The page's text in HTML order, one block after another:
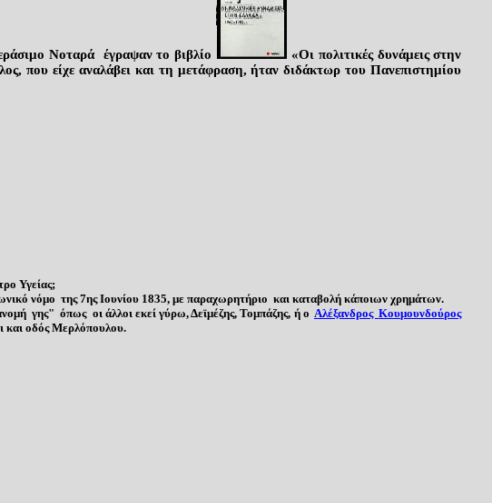
Νοταρά έγραψαν το βιβλίο
«Οι πολιτικές δυνάμεις στην
είχε αναλάβει και τη μετάφραση, ήταν διδάκτωρ του Πανεπιστημίου
Υγείας;
νόμο της 7ης Ιουνίου 1835, με παραχωρητήριο και καταβολή κάποιων χρημάτων.
γης" όπως οι άλλοι εκεί γύρω, Δεϊμέζης, Τομπάζης, ή ο ΑλέξανδροςΚουμουνδούρος
και οδός Μερλόπουλου.